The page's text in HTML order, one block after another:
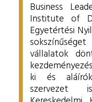
Business
Institute of
Egyetértési
vállalatok
ki és
szervezet